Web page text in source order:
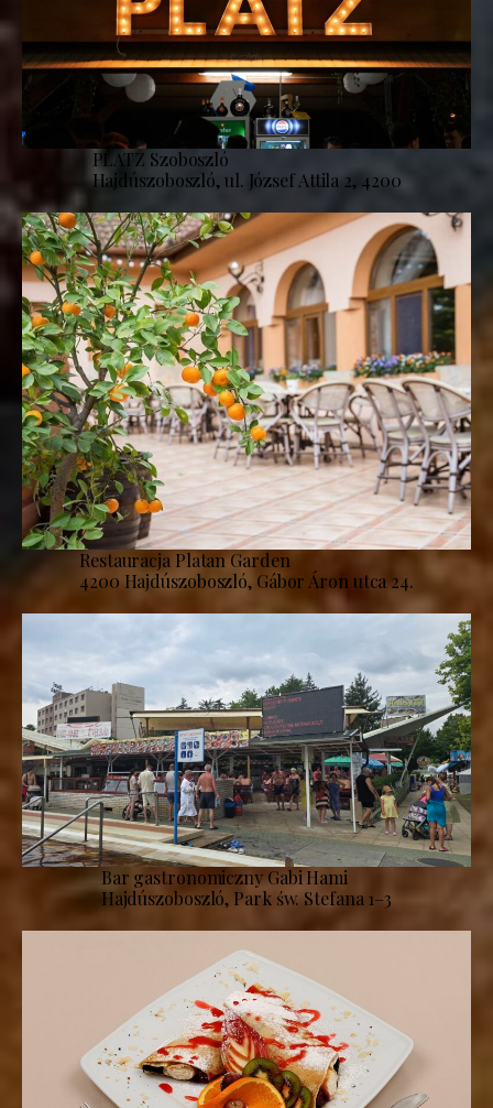
PLATZ Szoboszló
Hajdúszoboszló, ul. József Attila 2, 4200
Restauracja Platan Garden
4200 Hajdúszoboszló, Gábor Áron utca 24.
Bar gastronomiczny Gabi Hami
Hajdúszoboszló, Park św. Stefana 1–3